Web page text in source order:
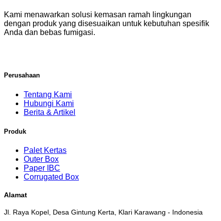
Kami menawarkan solusi kemasan ramah lingkungan
dengan produk yang disesuaikan untuk kebutuhan spesifik
Anda dan bebas fumigasi.
Perusahaan
Tentang Kami
Hubungi Kami
Berita & Artikel
Produk
Palet Kertas
Outer Box
Paper IBC
Corrugated Box
Alamat
Jl. Raya Kopel, Desa Gintung Kerta, Klari Karawang - Indonesia